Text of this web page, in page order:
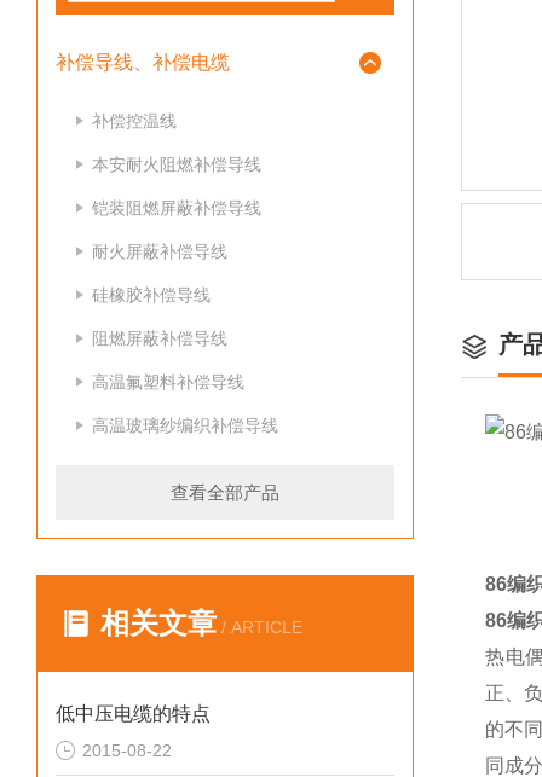
补偿导线、补偿电缆
补偿控温线
本安耐火阻燃补偿导线
铠装阻燃屏蔽补偿导线
耐火屏蔽补偿导线
硅橡胶补偿导线
阻燃屏蔽补偿导线
高温氟塑料补偿导线
高温玻璃纱编织补偿导线
查看全部产品
相关文章 / ARTICLE
低中压电缆的特点
2015-08-22
产
86编
86编
热电
正、
的不
同成